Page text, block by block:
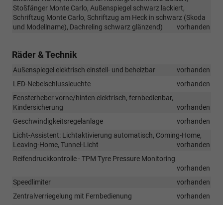
Stoßfänger Monte Carlo, Außenspiegel schwarz lackiert,
Schriftzug Monte Carlo, Schriftzug am Heck in schwarz (Skoda
und Modellname), Dachreling schwarz glänzend)
vorhanden
Räder & Technik
Außenspiegel elektrisch einstell- und beheizbar
vorhanden
LED-Nebelschlussleuchte
vorhanden
Fensterheber vorne/hinten elektrisch, fernbedienbar,
Kindersicherung
vorhanden
Geschwindigkeitsregelanlage
vorhanden
Licht-Assistent: Lichtaktivierung automatisch, Coming-Home,
Leaving-Home, Tunnel-Licht
vorhanden
Reifendruckkontrolle - TPM Tyre Pressure Monitoring
vorhanden
Speedlimiter
vorhanden
Zentralverriegelung mit Fernbedienung
vorhanden